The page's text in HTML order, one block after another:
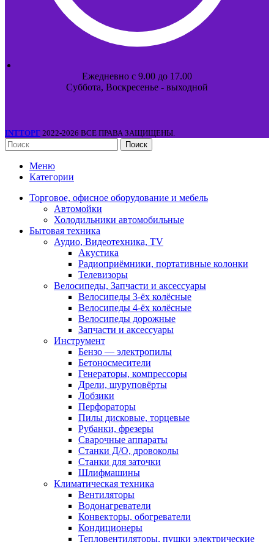
Ежедневно с 9.00 до 17.00
Суббота, Воскресенье - выходной
INTТОРГ 2022-2026 ВСЕ ПРАВА ЗАЩИЩЕНЫ.
Поиск
Меню
Категории
Торговое, офисное оборудование и мебель
Автомойки
Холодильники автомобильные
Бытовая техника
Аудио, Видеотехника, TV
Акустика
Радиоприёмники, портативные колонки
Телевизоры
Велосипеды, Запчасти и аксессуары
Велосипеды 3-ёх колёсные
Велосипеды 4-ёх колёсные
Велосипеды дорожные
Запчасти и аксессуары
Инструмент
Бензо — электропилы
Бетоносмесители
Генераторы, компрессоры
Дрели, шуруповёрты
Лобзики
Перфораторы
Пилы дисковые, торцевые
Рубанки, фрезеры
Сварочные аппараты
Станки Д/О, дровоколы
Станки для заточки
Шлифмашины
Климатическая техника
Вентиляторы
Водонагреватели
Конвекторы, обогреватели
Кондиционеры
Тепловентиляторы, пушки электрические